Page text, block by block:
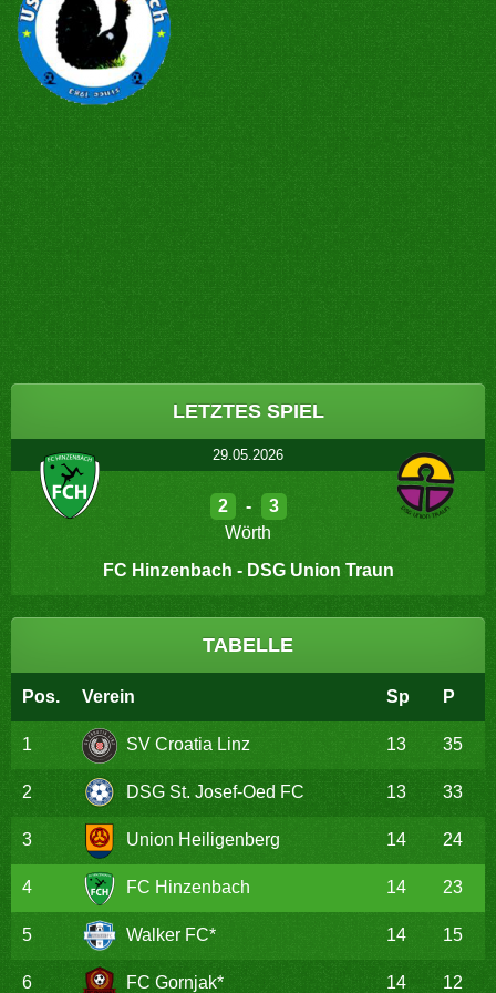
Post
navigation
LETZTES SPIEL
29.05.2026
2 -
3
Wörth
FC Hinzenbach - DSG Union Traun
TABELLE
Pos. Verein Sp P
1 SV Croatia Linz 13 35
2 DSG St. Josef-Oed FC 13 33
3 Union Heiligenberg 14 24
4 FC Hinzenbach 14 23
5 Walker FC* 14 15
6 FC Gornjak* 14 12